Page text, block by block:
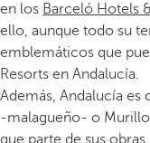
en los Barceló Hotels
ello, aunque todo su
emblemáticos que
Resorts en Andalucía.
Además, Andalucía es
-malagueño- o Murillo
que parte de sus